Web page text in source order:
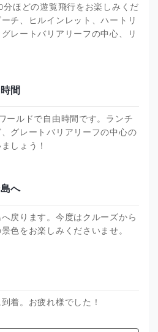
ほどの遊覧飛行をお楽しみくだ
チ、ヒルインレット、ハートリ
レートバリアリーフの中心、リ
間
ールドで自由時間です。ランチ
グレートバリアリーフの中心の
しょう！
へ
戻ります。今度はクルーズから
色をお楽しみくださいませ。
着。お疲れ様でした！